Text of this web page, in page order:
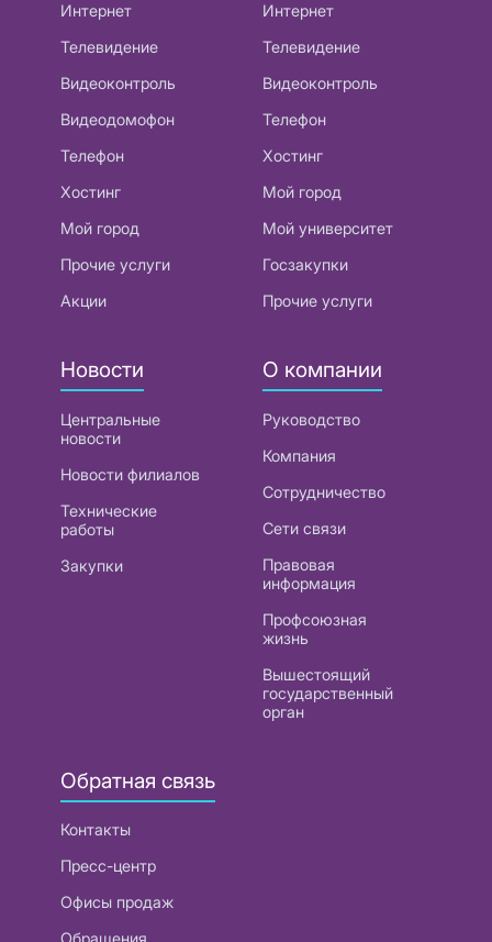
Интернет
Телевидение
Видеоконтроль
Видеодомофон
Телефон
Хостинг
Мой город
Прочие услуги
Акции
Интернет
Телевидение
Видеоконтроль
Телефон
Хостинг
Мой город
Мой университет
Госзакупки
Прочие услуги
Новости
Центральные
новости
Новости филиалов
Технические
работы
Закупки
О компании
Руководство
Компания
Сотрудничество
Сети связи
Правовая
информация
Профсоюзная
жизнь
Вышестоящий
государственный
орган
Обратная связь
Контакты
Пресс-центр
Офисы продаж
Обращения